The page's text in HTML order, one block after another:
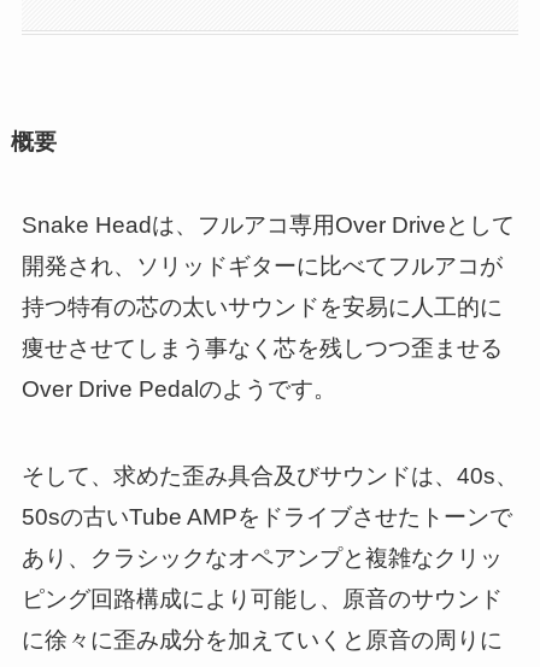
概要
Snake Headは、フルアコ専用Over Driveとして
開発され、ソリッドギターに比べてフルアコが
持つ特有の芯の太いサウンドを安易に人工的に
痩せさせてしまう事なく芯を残しつつ歪ませる
Over Drive Pedalのようです。
そして、求めた歪み具合及びサウンドは、40s、
50sの古いTube AMPをドライブさせたトーンで
あり、クラシックなオペアンプと複雑なクリッ
ピング回路構成により可能し、原音のサウンド
に徐々に歪み成分を加えていくと原音の周りに